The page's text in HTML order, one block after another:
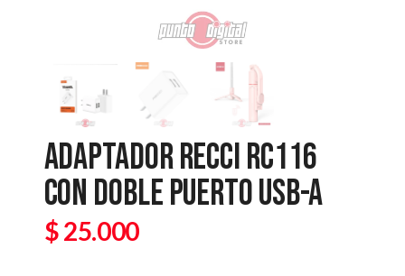
ADAPTADOR RECCI RC116
CON DOBLE PUERTO USB-A
$25.000